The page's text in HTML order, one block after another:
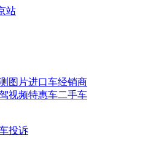
站
图片进口车经销商
视频特惠车二手车
投诉